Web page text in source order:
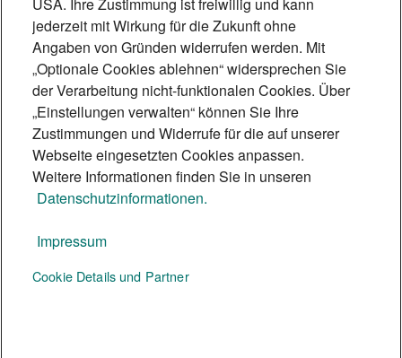
Gärtnern, geerntet von allen. Ein Besuch
in der mehr als 2.000 Jahre alten Stadt
zeigt, wie urbane Landwirtschaft
gelingen kann.
6 Min.
Te:nor Magazin
jederzeit mit Wirkung für die Zukunft ohne
Angaben von Gründen widerrufen werden. Mit
„Optionale Cookies ablehnen“ widersprechen Sie
der Verarbeitung nicht-funktionalen Cookies. Über
„Einstellungen verwalten“ können Sie Ihre
Zustimmungen und Widerrufe für die auf unserer
Webseite eingesetzten Cookies anpassen.
Weitere Informationen finden Sie in unseren
Datenschutzinformationen.
Impressum
Cookie Details und Partner